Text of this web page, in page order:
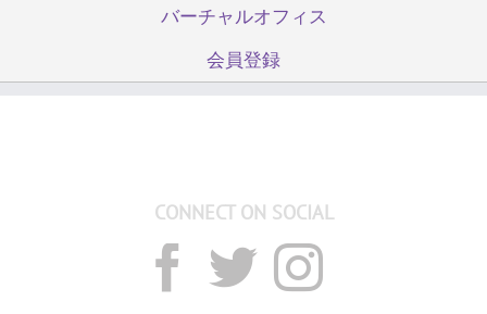
バーチャルオフィス
会員登録
CONNECT ON SOCIAL